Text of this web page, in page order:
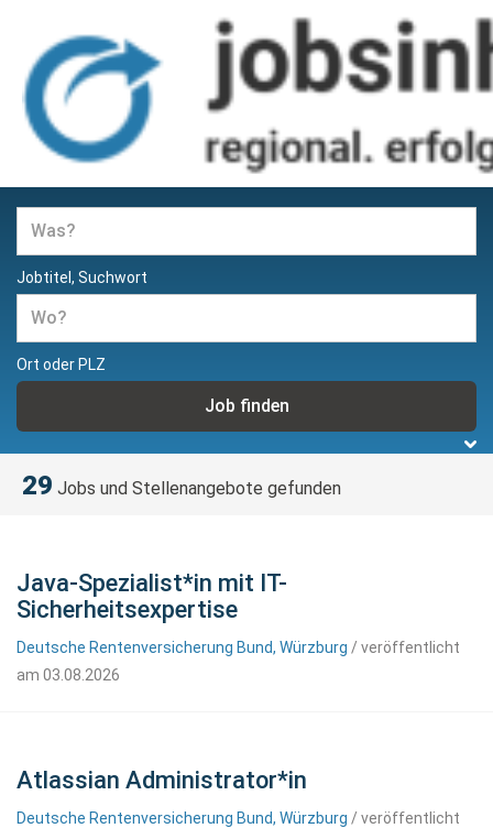
Jobs und Stellenangebote in
Hamburg
Jobtitel, Suchwort
Ort oder PLZ
29 Jobs und Stellenangebote gefunden
Java-Spezialist*in mit IT-
Sicherheitsexpertise
Deutsche Rentenversicherung Bund, Würzburg / veröffentlicht
am 03.08.2026
Atlassian Administrator*in
Deutsche Rentenversicherung Bund, Würzburg / veröffentlicht